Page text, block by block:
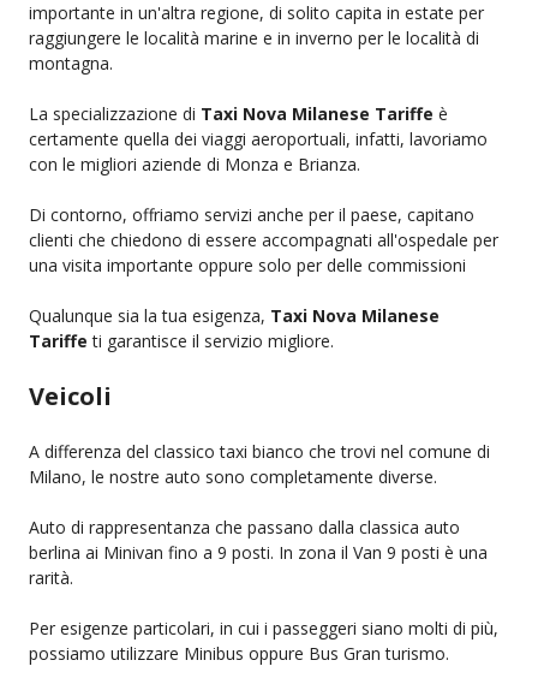
importante in un'altra regione, di solito capita in estate per
raggiungere le località marine e in inverno per le località di
montagna.
La specializzazione di Taxi Nova Milanese Tariffe è
certamente quella dei viaggi aeroportuali, infatti, lavoriamo
con le migliori aziende di Monza e Brianza.
Di contorno, offriamo servizi anche per il paese, capitano
clienti che chiedono di essere accompagnati all'ospedale per
una visita importante oppure solo per delle commissioni
Qualunque sia la tua esigenza, Taxi Nova Milanese
Tariffe ti garantisce il servizio migliore.
Veicoli
A differenza del classico taxi bianco che trovi nel comune di
Milano, le nostre auto sono completamente diverse.
Auto di rappresentanza che passano dalla classica auto
berlina ai Minivan fino a 9 posti. In zona il Van 9 posti è una
rarità.
Per esigenze particolari, in cui i passeggeri siano molti di più,
possiamo utilizzare Minibus oppure Bus Gran turismo.